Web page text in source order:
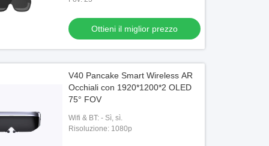
Ottieni il miglior prezzo
V40 Pancake Smart Wireless AR
Occhiali con 1920*1200*2 OLED
75° FOV
Wifi & BT: - Sì, sì.
Risoluzione: 1080p